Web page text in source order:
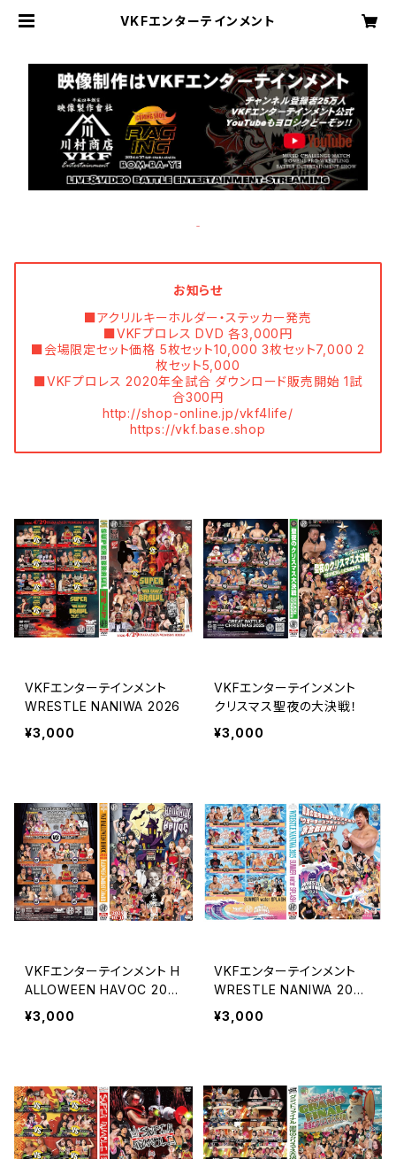
VKFエンターテインメント
お知らせ
■アクリルキーホルダー・ステッカー発売
■VKFプロレス DVD 各3,000円
■会場限定セット価格 5枚セット10,000 3枚セット7,000 2
枚セット5,000
■VKFプロレス 2020年全試合 ダウンロード販売開始 1試
合300円
http://shop-online.jp/vkf4life/
https://vkf.base.shop
VKFエンターテインメント
WRESTLE NANIWA 2026
¥3,000
VKFエンターテインメント
クリスマス聖夜の大決戦！
¥3,000
VKFエンターテインメント H
ALLOWEEN HAVOC 202
5（ハロウィン ハボック）
¥3,000
VKFエンターテインメント
WRESTLE NANIWA 2025
18周年大会 SUMMER wat
er SPLASH
¥3,000